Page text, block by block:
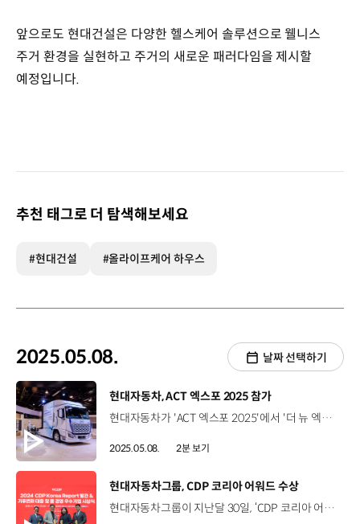
앞으로도 현대건설은 다양한 헬스케어 솔루션으로 웰니스
주거 환경을 실현하고 주거의 새로운 패러다임을 제시할
예정입니다.
추천 태그로 더 탐색해보세요
#현대건설 #올라이프케어 하우스
2025.05.08. 날짜 선택하기
[동영상]
현대자동차, ACT 엑스포 2025 참가
현대자동차가 'ACT 엑스포 2025'에서 '더 뉴 엑시언트 수소전기트럭'을 공개하고, 북미 시장에 공식 출시했습니다. 미국 캘리포니아 애너하임 컨벤션센터에서 열린 ‘ACT 엑스포’는 전세계 친환경 상용차 관련 기업이 참여해 최신 기술과 정책, 인프라, 산업 동향을 공유하는 자리인데요. 이날 공개한 ‘더 뉴 엑시언트 수소전기트럭’은 수소연료전지시스템 개선을 통해 차량의 출력을 향상시키고, 기존에 탑재되지 않았던 전방 충돌방지 보조, 차로 이탈 경고 등의 첨단 운전자 보조 시스템(ADAS)을 적용해 안전성을 대폭 강화했습니다. 이번 박람회에서 현대자동차는 올해 하반기부터 본격 가동하는 'HTWO 에너지 서배너'의 운영 계획도 밝혔는데요. 'HTWO 에너지 서배너'는 수소는 물론, 전기까지 동시에 충전할 수 있는 통합 충전 거점으로, 미국HMGMA 인근에 조성됩니다. 'HTWO 에너지 서배너'는 하루에 약 17대의 더 뉴 엑시언트 수소전기트럭을 완전히 충전할 수 있는 1,200kg 규모의 수소 생산 및 충전이 가능한데요. 수소 공급 능력을 하루 최대 4,200kg까지 확장할 수 있도록 설계했고, 향후 전기 충전 시설도 추가할 예정입니다. 현대자동차는 지난해, ‘캘리포니아 항만 친환경 트럭 도입 프로젝트’를 통해 엑시언트 수소전기트럭 30대를 도입해 운영하는 등 ‘수소 상용 모빌리티 밸류체인’을 구축 중인데요. 앞으로도 현대자동차는 수소 밸류체인 사업 브랜드인 'HTWO'를 기반으로 글로벌 사업을 확대 전개할 계획입니다.
2025.05.08. 2분 보기
[동영상]
현대자동차그룹, CDP 코리아 어워드 수상
현대자동차그룹이 지난달 30일, ‘CDP 코리아 어워드’에서 친환경 경영 성과를 인정받았습니다. CDP는 매년 기후변화 대응과 수자원 관리 부문에서 주요 기업들의 대처 역량을 평가하고 우수기업을 시상하고 있는데요. 이날 어워드에서 현대자동차는 기후변화 대응 부문에서 리더십A를 받으며 상위 5개 기업에 수여되는 ‘탄소경영 아너스 클럽’을 2년 연속 수상한데 이어, 수자원 관리 부문에서는 국내 1위 업체로 ‘대상’에 올랐습니다. 황동철 상무 / 현대자동차 경영전략3실현대자동차는 기후변화 대응과 탄소중립 이행을 위해서 재생에너지 도입, 협력사 탄소중립 정책 지원, 전동화 라인업 확대 등 다양한 활동을 추진했습니다. 앞으로도 환경 경영을 위해서 글로벌 전 임직원이 최선의 노력을 다하도록 하겠습니다. 기아는 기후변화 대응 선택소비재 부문에서 ‘탄소경영 섹터 아너스’를 6년 연속 수상하고, 수자원 관리 ‘우수상’에 선정됐습니다. 조형주 팀장 / 기아 탄소중립전략팀기아가 진정성 있는 지속가능 경영을 추진한 노력의 결실이라고 생각합니다. 기아는 앞으로도 탄소중립 달성을 위해 재생에너지 전환 가속화, 자원 순환 활성화, 기후 리스크 대응 등을 지속적으로 추진할 계획입니다. 아울러, 현대건설은 기후변화 대응 부문에서 국내 건설사 중 유일하게 7년 연속으로 ‘명예의 전당’에 등재되고, 최상위 등급인 ‘플래티넘 클럽’에도 4년 연속 이름을 올렸습니다. 또한, 현대제철은 기후변화 대응 원자재 부문에서 ‘탄소 경영 섹터 아너스’에 이름을 올렸습니다. 현대위아도 기후변화 대응 부문에서 최고 등급인 A를 획득해 ‘탄소경영 아너스 클럽’에 등극했으며 선택소비재 분야에서 ‘탄소 경영 섹터 아너스’에 선정되었습니다. 현대자동차그룹은 앞으로도 기후 변화 대응, 탄소 중립 이행을 위해 지속가능한 경영을 추진해 나갈 예정입니다.